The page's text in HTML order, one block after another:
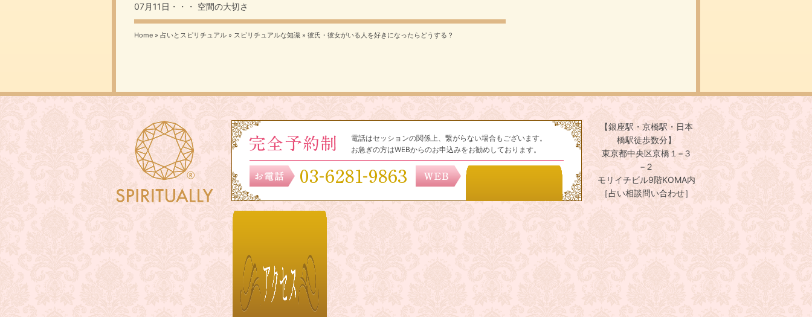
07月11日・・・ 空間の大切さ
Home » 占いとスピリチュアル » スピリチュアルな知識 » 彼氏・彼女がいる人を好きになったらどうする？
電話はセッションの関係上、繋がらない場合もございます。
お急ぎの方はWEBからのお申込みをお勧めしております。
【銀座駅・京橋駅・日本
橋駅徒歩数分】
東京都中央区京橋１−３
−２
モリイチビル9階KOMA内
［占い相談問い合わせ］